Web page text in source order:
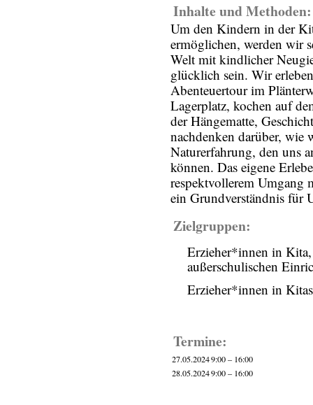
Inhalte und Methoden:
Um den Kindern in der
ermöglichen, werden wir
Welt mit kindlicher
glücklich sein. Wir
Abenteuertour im
Lagerplatz, kochen auf
der Hängematte,
nachdenken darüber, wie
Naturerfahrung, den uns
können. Das eigene
respektvollerem Umgang
ein Grundverständnis für
Zielgruppen:
Erzieher*innen in
außerschulischen
Erzieher*innen in
Termine:
27.05.20249:00 – 16:00
28.05.20249:00 – 16:00